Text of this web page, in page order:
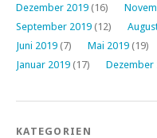
Dezember 2019 (16)
September 2019 (12)
Juni 2019 (7) Mai 2019 (19)
Januar 2019 (17) Dezember
KATEGORIEN